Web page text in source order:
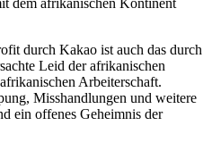
durch Kakao ist auch das durch
Leid der afrikanischen
Arbeiterschaft.
Misshandlungen und weitere
ein offenes Geheimnis der